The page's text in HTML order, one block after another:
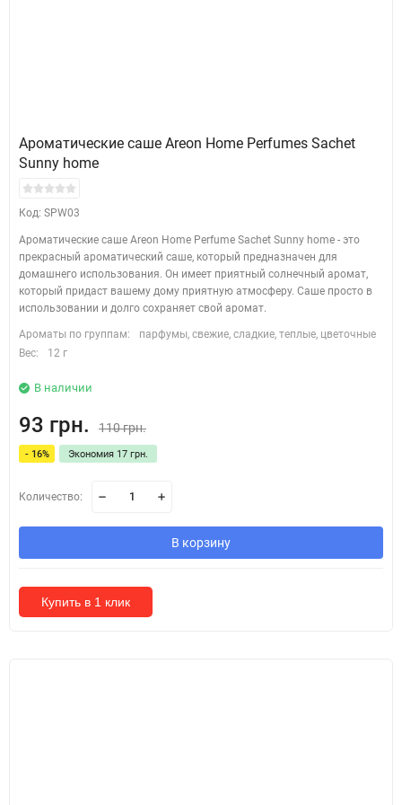
Ароматические саше Areon Home Perfumes Sachet
Sunny home
Код: SPW03
Ароматические саше Areon Home Perfume Sachet Sunny home - это
прекрасный ароматический саше, который предназначен для
домашнего использования. Он имеет приятный солнечный аромат,
который придаст вашему дому приятную атмосферу. Саше просто в
использовании и долго сохраняет свой аромат.
Ароматы по группам:
парфумы, свежие, сладкие, теплые, цветочные
Вес:
12 г
В наличии
93 грн. 110 грн.
- 16% Экономия 17 грн.
Количество:
В корзину
Купить в 1 клик